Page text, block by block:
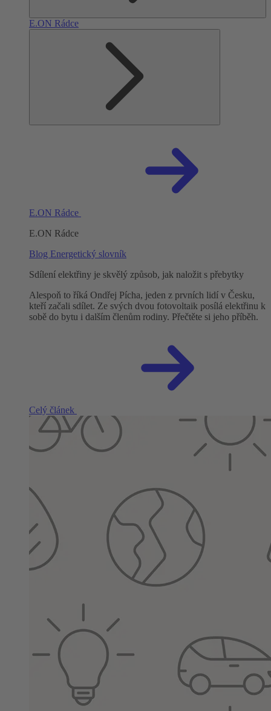
E.ON Rádce
E.ON Rádce
E.ON Rádce
Blog Energetický slovník
Sdílení elektřiny je skvělý způsob, jak naložit s přebytky
Alespoň to říká Ondřej Pícha, jeden z prvních lidí v Česku,
kteří začali sdílet. Ze svých dvou fotovoltaik posílá elektřinu k
sobě do bytu i dalším členům rodiny. Přečtěte si jeho příběh.
Celý článek